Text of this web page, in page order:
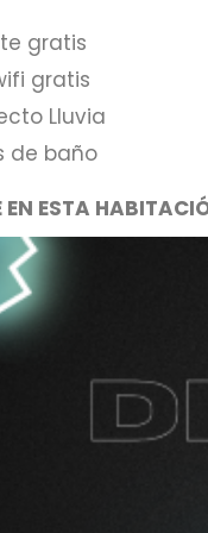
gratis
gratis
Lluvia
de baño
EN ESTA